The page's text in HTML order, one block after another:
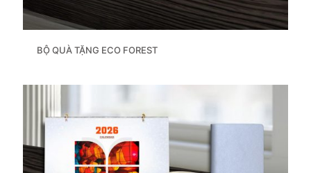
BỘ QUÀ TẶNG ECO FOREST